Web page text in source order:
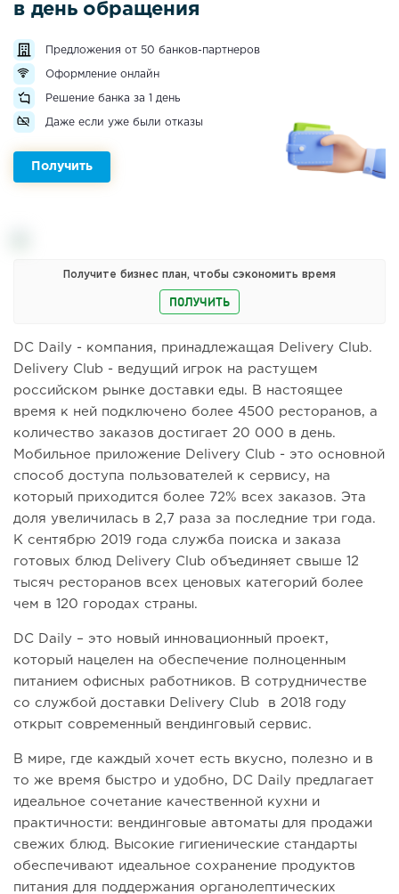
в день обращения
Предложения от 50 банков-партнеров
Оформление онлайн
Решение банка за 1 день
Даже если уже были отказы
Получить
Получите бизнес план, чтобы сэкономить время
ПОЛУЧИТЬ
DC Daily - компания, принадлежащая Delivery Club.
Delivery Club - ведущий игрок на растущем
российском рынке доставки еды. В настоящее
время к ней подключено более 4500 ресторанов, а
количество заказов достигает 20 000 в день.
Мобильное приложение Delivery Club - это основной
способ доступа пользователей к сервису, на
который приходится более 72% всех заказов. Эта
доля увеличилась в 2,7 раза за последние три года.
К сентябрю 2019 года служба поиска и заказа
готовых блюд Delivery Club объединяет свыше 12
тысяч ресторанов всех ценовых категорий более
чем в 120 городах страны.
DC Daily – это новый инновационный проект,
который нацелен на обеспечение полноценным
питанием офисных работников. В сотрудничестве
со службой доставки Delivery Club в 2018 году
открыт современный вендинговый сервис.
В мире, где каждый хочет есть вкусно, полезно и в
то же время быстро и удобно, DC Daily предлагает
идеальное сочетание качественной кухни и
практичности: вендинговые автоматы для продажи
свежих блюд. Высокие гигиенические стандарты
обеспечивают идеальное сохранение продуктов
питания для поддержания органолептических